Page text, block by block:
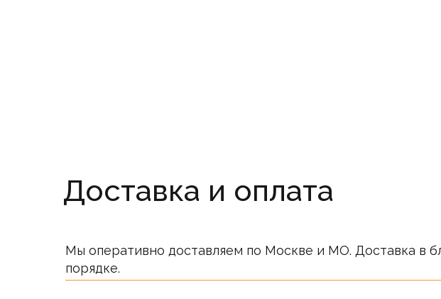
Доставка и оплата
Мы оперативно доставляем по Москве и МО. Доставка в
порядке.